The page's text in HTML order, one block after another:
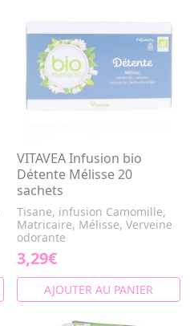
VITAVEA Infusion bio
Détente Mélisse 20
sachets
Tisane, infusion Camomille,
Matricaire, Mélisse, Verveine
odorante
3,29€
AJOUTER AU PANIER